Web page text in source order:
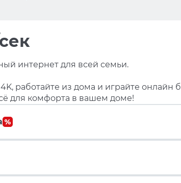
интернет для всей семьи.
работайте из дома и играйте онлайн
для комфорта в вашем доме!